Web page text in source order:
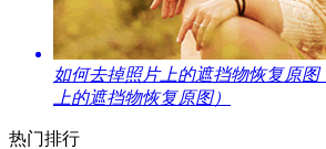
如何去掉照片上的遮挡物恢复原
上的遮挡物恢复原图）
热门排行